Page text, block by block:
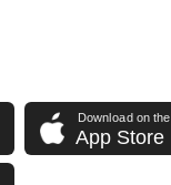
Download on the
App Store